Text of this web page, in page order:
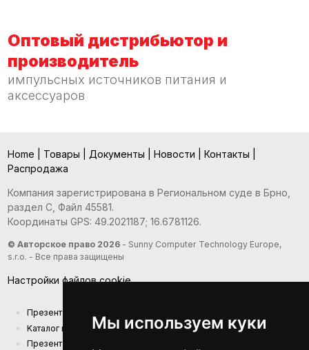
Мы используем куки
Оптовый дистрибьютор и
производитель
импульсных источников питания и
аксессуаров
Home Товары Документы Новости Контакты
Распродажа
Компания зарегистрирована в Региональном суде в Брно,
раздел С, Файл 45581.
Координаты GPS: 49.2021187; 16.6781126.
© Авторское право 2026- Sunny Computer Technology Europe,
s.r.o. - Все права защищены
Настройки файлов cookie
Презентация компании
Kаталог продукции
Презентационный каталог